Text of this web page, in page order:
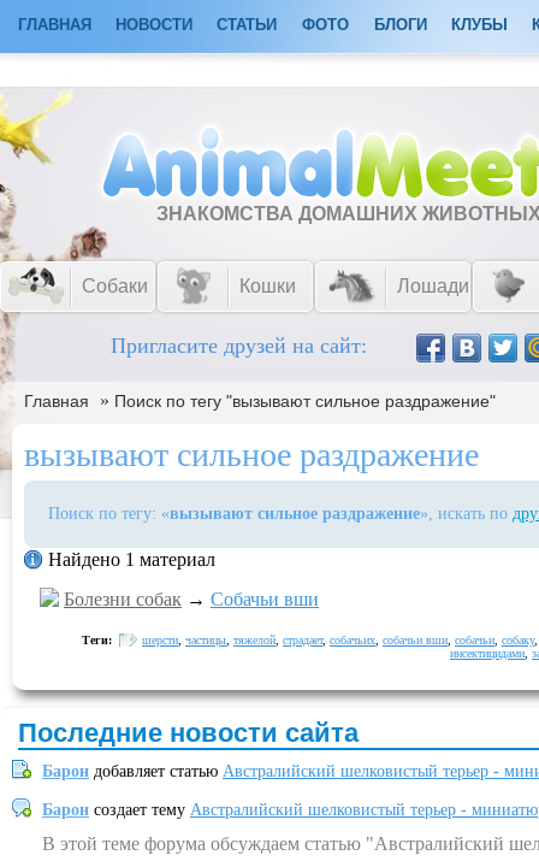
ГЛАВНАЯ НОВОСТИ СТАТЬИ ФОТО БЛОГИ КЛУБЫ
ЗНАКОМСТВА ДОМАШНИХ
Собаки Кошки Лошади
Пригласите друзей на сайт:
Главная » Поиск по тегу "вызывают сильное раздражение"
вызывают сильное раздражение
Поиск по тегу: «вызывают сильное раздражение», искать по
Найдено 1 материал
Болезни собак → Собачьи вши
Теги: шерсти частицы тяжелой страдает, собачьих собачьи вши собачьи собаку
инсектицидами
Последние новости сайта
Барон добавляет статью Австралийский шелковистый терьер -
Барон создает тему Австралийский шелковистый терьер -
В этой теме форума обсуждаем статью "Австралийский